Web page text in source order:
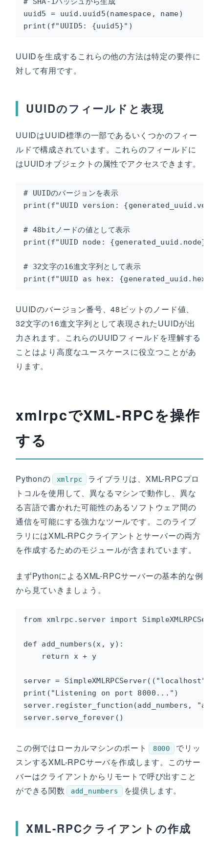
uuid5 = uuid.uuid5(namespace, name)
print(f"UUID5: {uuid5}")
UUIDを生成するこれらの他の方法は特定の要件に
対して有用です。
UUIDのフィールドと表現
UUIDはUUID標準の一部であるいくつかのフィー
ルドで構成されています。これらのフィールドに
はUUIDオブジェクトの属性でアクセスできます。
# UUIDのバージョンを表示
print(f"UUID version:
# 48bitノードの値として表示
print(f"UUID node: {generated_uuid.node}")
# 32文字の16進文字列として表示
print(f"UUID as hex:
UUIDのバージョン番号、48ビットのノード値、
32文字の16進文字列として表現されたUUIDが出
力されます。これらのUUIDフィールドを理解する
ことはより高度なユースケースに役立つことがあ
ります。
xmlrpcでXML-RPCを操作
する
Pythonの xmlrpc
ライブラリは、XML-RPCプロ
トコルを使用して、異なるマシンで動作し、異な
る言語で書かれた可能性のあるソフトウェア間の
通信を可能にする強力なツールです。このライブ
ラリにはXML-RPCクライアントとサーバーの両方
を作成するためのモジュールが含まれています。
まずPythonによるXML-RPCサーバーの基本的な例
から見ていきましょう。
from xmlrpc.server import
def add_numbers(x, y):
    return x + y
server = SimpleXMLRPCServer(("localhost",
print("Listening on port 8000...")
server.register_function(add_numbers,
server.serve_forever()
この例ではローカルマシンのポート 8000
でリッ
スンするXML-RPCサーバを作成します。このサー
バーはクライアントからリモートで呼び出すこと
ができる関数
add_numbers を提供します。
XML-RPCクライアントの作成